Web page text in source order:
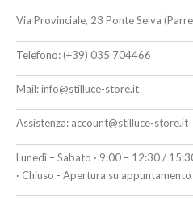
Via Provinciale, 23 Ponte Selva
Telefono: (+39) 035 704466
Mail:info@stilluce-store.it
Assistenza: account@stilluce-store.it
Lunedì – Sabato · 9:00 – 12:30 /
· Chiuso - Apertura su appuntamento